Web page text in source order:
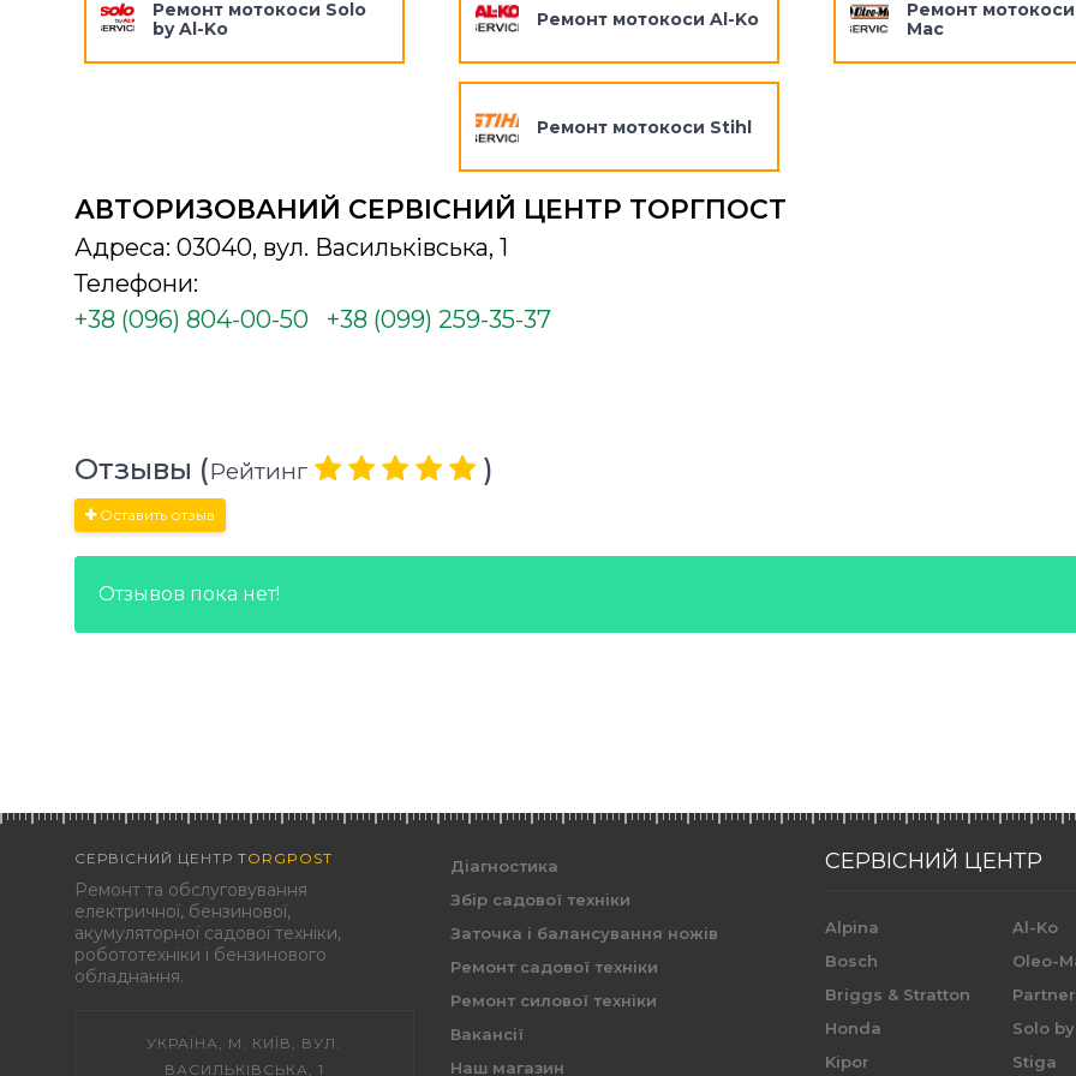
Ремонт мотокоси Solo
by Al-Ko
Ремонт мотокоси Al-Ko
Ремонт мотокоси Stihl
Ремонт
Mac
АВТОРИЗОВАНИЙ СЕРВІСНИЙ ЦЕНТР ТОРГПОСТ
Адреса: 03040, вул. Васильківська, 1
Телефони:
+38 (096) 804-00-50
+38 (099) 259-35-37
Отзывы (Рейтинг )
Оставить отзыв
Отзывов пока нет!
СЕРВІСНИЙ ЦЕНТР TORGPOST
Ремонт та обслуговування
електричної, бензинової,
акумуляторної садової техніки,
робототехніки і бензинового
обладнання.
УКРАЇНА, М. КИЇВ, ВУЛ.
ВАСИЛЬКІВСЬКА, 1
Діагностика
Збір садової техніки
Заточка і балансування ножів
Ремонт садової техніки
Ремонт силової техніки
Вакансії
Наш магазин
СЕРВІСНИЙ ЦЕНТР
Alpina
Bosch
Briggs & Stratton
Honda
Kipor
Al-Ko
Oleo-
Partner
Solo
Stiga